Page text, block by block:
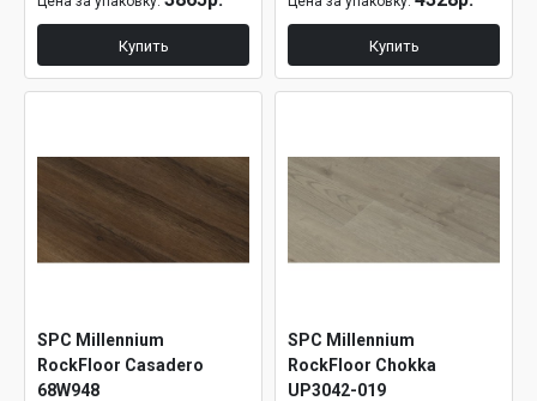
Купить Купить
SPC Millennium
RockFloor Casadero
68W948
SPC Millennium
RockFloor Chokka
UP3042-019